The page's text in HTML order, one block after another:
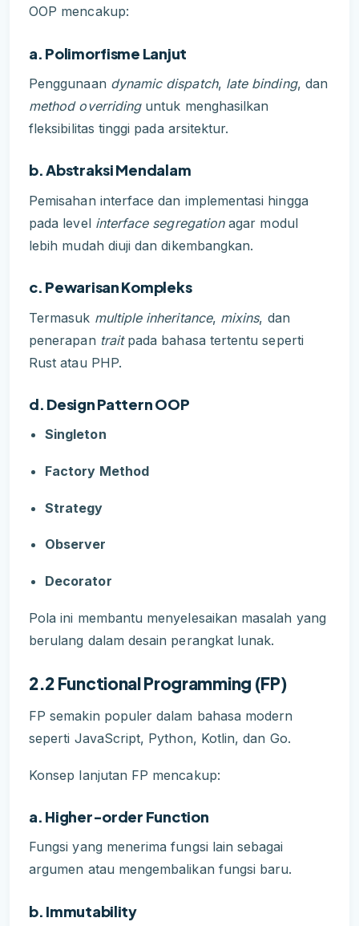
OOP mencakup:
a. Polimorfisme Lanjut
Penggunaan dynamic dispatch, late binding, dan
method overridinguntuk menghasilkan
fleksibilitas tinggi pada arsitektur.
b. Abstraksi Mendalam
Pemisahan interface dan implementasi hingga
pada level interface segregationagar modul
lebih mudah diuji dan dikembangkan.
c. Pewarisan Kompleks
Termasuk multiple inheritance, mixins, dan
penerapan traitpada bahasa tertentu seperti
Rust atau PHP.
d. Design Pattern OOP
Singleton
Factory Method
Strategy
Observer
Decorator
Pola ini membantu menyelesaikan masalah yang
berulang dalam desain perangkat lunak.
2.2 Functional Programming (FP)
FP semakin populer dalam bahasa modern
seperti JavaScript, Python, Kotlin, dan Go.
Konsep lanjutan FP mencakup:
a. Higher-order Function
Fungsi yang menerima fungsi lain sebagai
argumen atau mengembalikan fungsi baru.
b. Immutability